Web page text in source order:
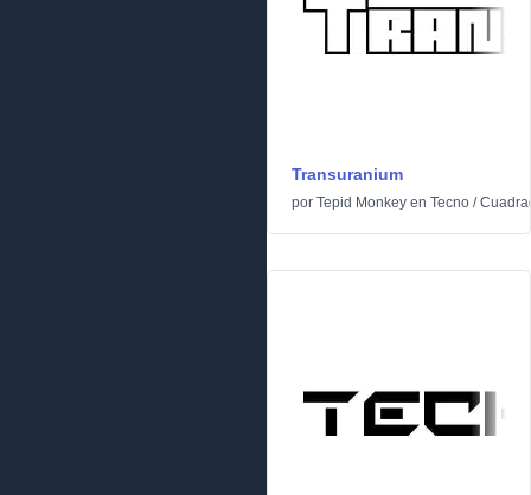
Transuranium
por Tepid Monkey en Tecno /